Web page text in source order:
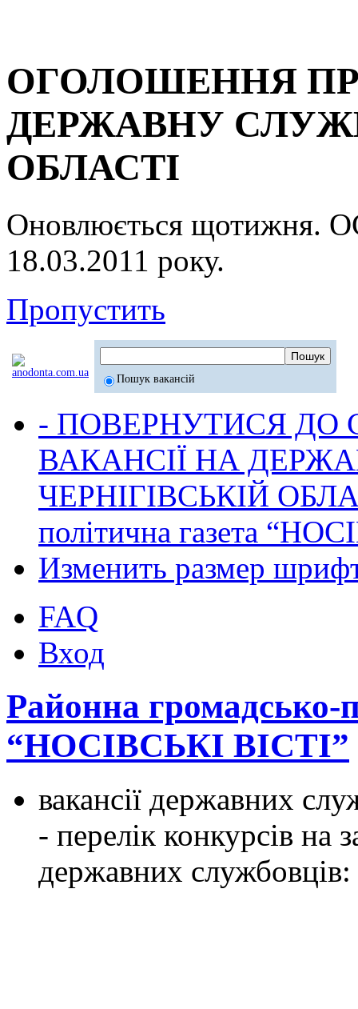
ОГОЛОШЕННЯ
ДЕРЖАВНУ
ОБЛАСТІ
Оновлюється
18.03.2011 року.
Пропустить
Пошук вакансій
- ПОВЕРНУТИСЯ ДО
ВАКАНСІЇ НА
ЧЕРНІГІВСЬКІЙ
політична газета
Изменить размер
FAQ
Вход
Районна громадсько-
“НОСІВСЬКІ ВІСТІ”
вакансії державних
- перелік конкурсів на
державних службовців: